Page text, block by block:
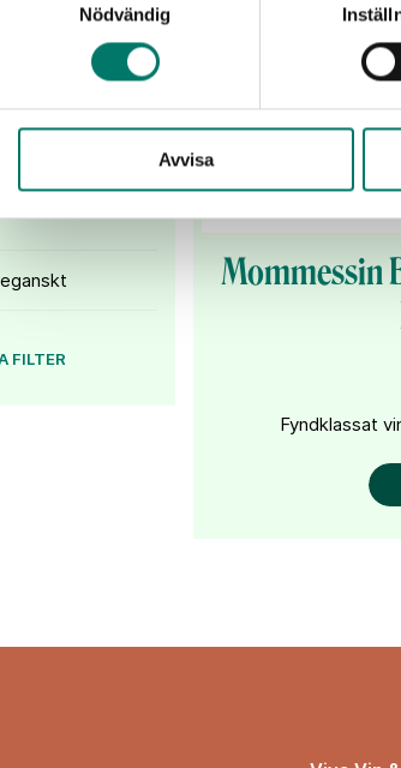
Nödvändig
Avvisa
FILTER
Mommessin
Fyndklassat